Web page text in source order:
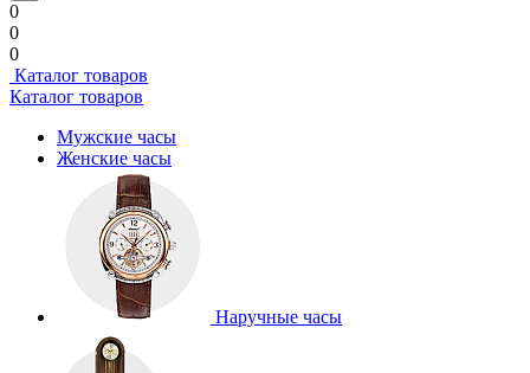
0
0
0
Каталог товаров
Каталог товаров
Мужские часы
Женские часы
Наручные часы